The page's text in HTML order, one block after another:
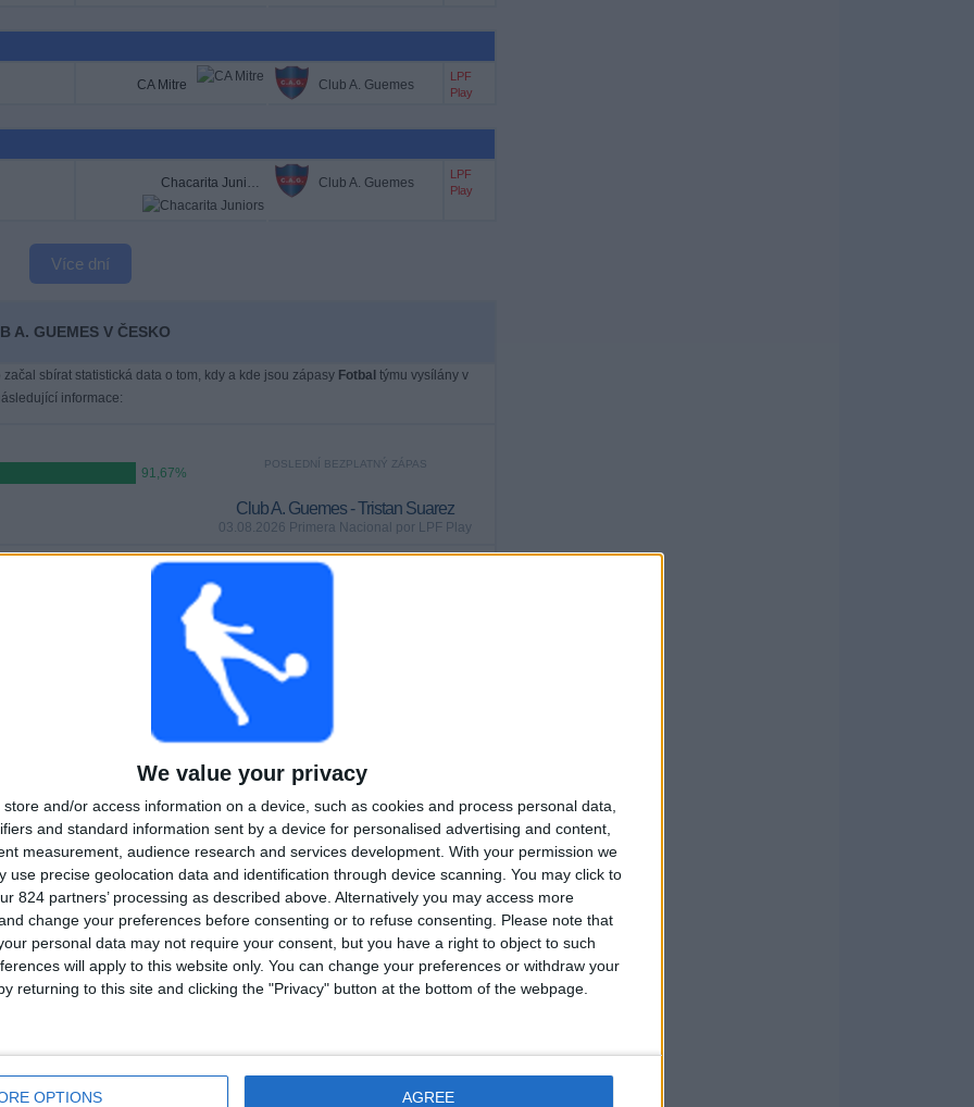
We value your privacy
store and/or access information on a device, such as cookies and process personal data,
and standard information sent by a device for personalised advertising and content,
measurement, audience research and services development. With your permission we
use precise geolocation data and identification through device scanning. You may click to
824 partners’ processing as described above. Alternatively you may access more
change your preferences before consenting or to refuse consenting.
Please note that
personal data may not require your consent, but you have a right to object to such
will apply to this website only. You can change your preferences or withdraw your
returning to this site and clicking the "Privacy" button at the bottom of the webpage.
OPTIONS AGREE
CA Mitre Club A. Guemes
LPF
Play
Chacarita Juniors Club A. Guemes
LPF
Play
Více dní
A. GUEMES V ČESKO
začal sbírat statistická data o tom, kdy a kde jsou zápasy Fotbal týmu vysílány v
informace:
91,67%
POSLEDNÍ BEZPLATNÝ ZÁPAS
Club A. Guemes - Tristan Suarez
03.08.2026 Primera Nacional por LPF Play
Bez
bezplatného
HRY
0
Po sobě jdoucí
placené
Soupeři
2
VS Atletico
Atlanta
1
Soutěže
Žebříček podle soutěží
Primera Nacional 24 (100%)
Zobrazit celý žebříček